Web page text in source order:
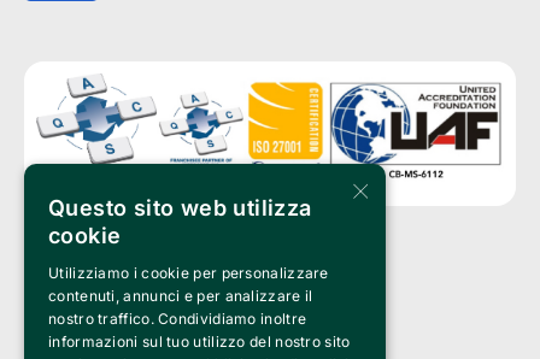
Clappit è un marchio di proprietà di:
Bemils Srl
a Socio Unico
Via Fosse Ardeatine, 4 -20092 Cinisello Balsamo (MI)
PI 05589050961
×
Questo sito web utilizza
cookie
Utilizziamo i cookie per personalizzare
contenuti, annunci e per analizzare il
nostro traffico. Condividiamo inoltre
informazioni sul tuo utilizzo del nostro sito